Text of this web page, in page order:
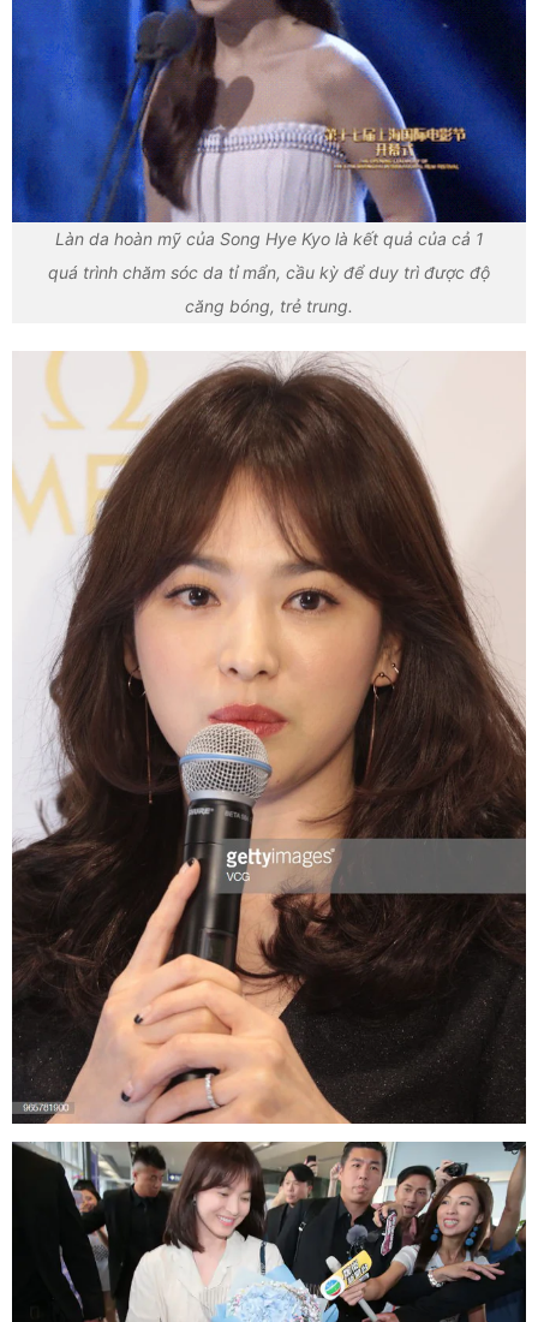
Làn da hoàn mỹ của Song Hye Kyo là kết quả của cả 1
quá trình chăm sóc da tỉ mẩn, cầu kỳ để duy trì được độ
căng bóng, trẻ trung.